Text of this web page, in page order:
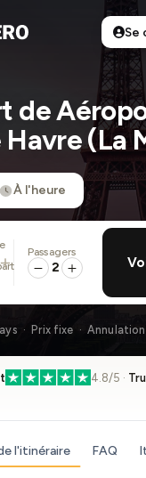
Se
de
Havre (La
À l'heure
hôtel, ...
aéroport, hôtel, ...
8 Août · 13:45
ajouter retour
Passagers
2
· Prix fixe · Annulation
4.8/5 ·
l'itinéraire FAQ